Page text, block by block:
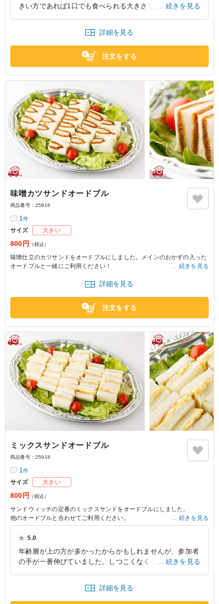
きい方であれば1口でも食べられる大きさです。ただし、
愛知県名古屋市港区大江町2026/03/13
続きを見る
詳細を見る
注文をする
味噌カツサンドオードブル
商品番号： 25916
1件
サイズ 大きい
800円 （税込）
味噌仕立のカツサンドをオードブルにしました。メインのおかずの入った
オードブルと一緒にご利用ください！
※写真は5人前の盛りつけです。
続きを見る
詳細を見る
注文をする
ミックスサンドオードブル
商品番号： 25918
1件
サイズ 大きい
800円 （税込）
サンドウィッチの定番のミックスサンドをオードブルにしました。
他のオードブルと合わせてご利用ください。
※写真は5人前の盛りつけです。
続きを見る
5.0
年齢層が上の方が多かったからかもしれませんが、参加者
の手が一番伸びていました。しつこくなく食べやすかった
続きを見る
詳細を見る